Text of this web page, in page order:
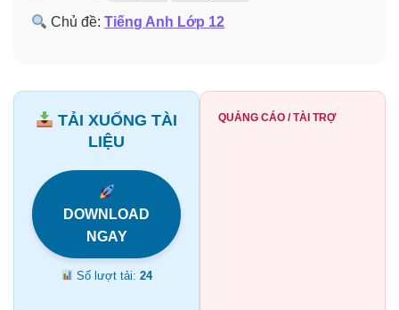
Chủ đề:Tiếng Anh Lớp 12
TẢI XUỐNG TÀI
LIỆU
DOWNLOAD
NGAY
Số lượt tải:24
QUẢNG CÁO / TÀI TRỢ